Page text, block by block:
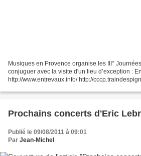
Musiques en Provence organise les III°
conjuguer avec la visite d'un lieu d’exception :
http://www.entrevaux.info/ http://
Prochains concerts d'Eric
Publié le 09/08/2011 à 09:01
Par Jean-Michel